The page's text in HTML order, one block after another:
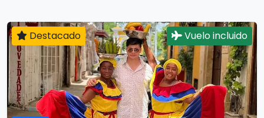
Destacado Vuelo incluido